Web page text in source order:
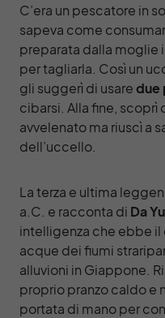
C’era un pescatore in
sapeva come
preparata dalla moglie
per tagliarla. Così un
gli suggerì di usaredue
cibarsi. Alla fine, scoprì
avvelenato ma riuscì a
dell’uccello.
La terza e ultima
a.C. e racconta di Da Yu
intelligenza che ebbe
acque dei fiumi
alluvioni in Giappone.
proprio pranzo caldo e
portata di mano per